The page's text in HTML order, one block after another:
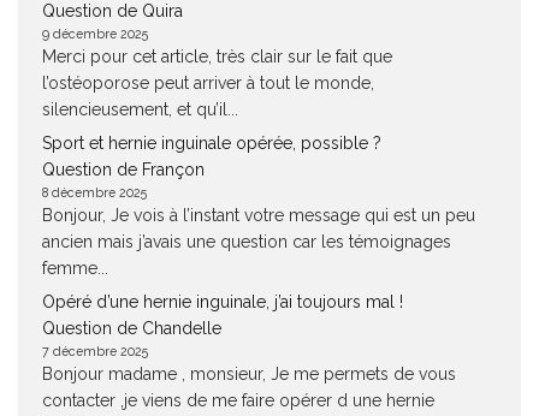
Question de Quira
9 décembre 2025
Merci pour cet article, très clair sur le fait que
l’ostéoporose peut arriver à tout le monde,
silencieusement, et qu’il...
Sport et hernie inguinale opérée, possible ?
Question de Françon
8 décembre 2025
Bonjour, Je vois à l’instant votre message qui est un peu
ancien mais j’avais une question car les témoignages
femme...
Opéré d’une hernie inguinale, j’ai toujours mal !
Question de Chandelle
7 décembre 2025
Bonjour madame , monsieur, Je me permets de vous
contacter ,je viens de me faire opérer d une hernie